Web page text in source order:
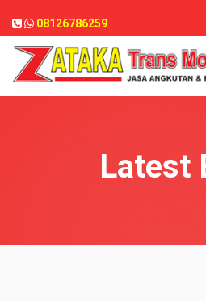
08126786259
Latest